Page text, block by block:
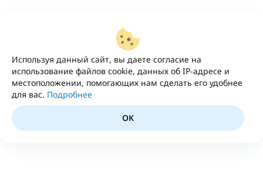
Используя данный сайт, вы даете согласие на
использование файлов cookie, данных об IP-адресе и
местоположении, помогающих нам сделать его удобнее
для вас. Подробнее
OK